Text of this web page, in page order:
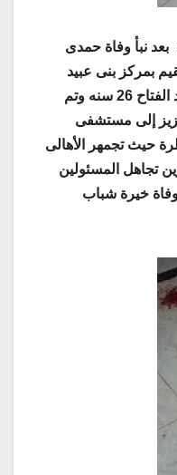
نبأ وفاة حمدى
22 سنه ومقيم بمركز بنى عبيد
وعبد العزيز محمد عبد العزيز عبد الفتاح 26 سنه وتم
إلى مستشفى
حيث تجمهر الأهالى
تجاهل المسئولين
خيرة شباب